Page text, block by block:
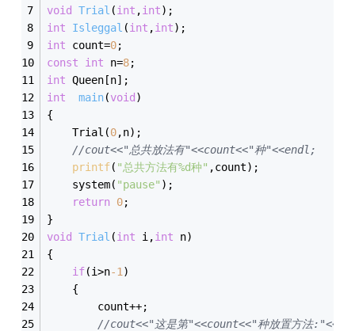
void
Trial (int ,int) ;
int
Isleggal (int ,int) ;
int count=0;
const
int n=8;
int Queen[n];
int
main(void )
{
	Trial(
0,n);
//cout<<"总共放法有"<<count<<"种"<<endl;
printf( "总共方法有%d种" ,count);
	system(
"pause" );
return 0;
}
void
Trial (int i,int n)
{
if(i>n-1 )
	{
		count++;
//cout<<"这是第"<<count<<"种放置方法